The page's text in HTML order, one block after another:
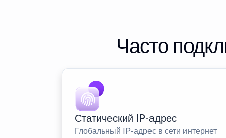
Часто
Статический IP-адрес
Глобальный IP-адрес в сети интернет